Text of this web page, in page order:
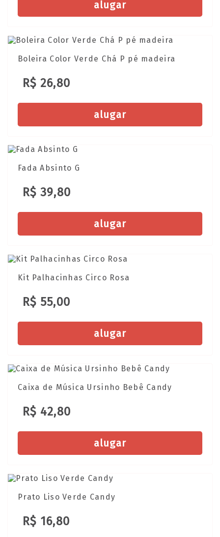
alugar
Boleira Color Verde Chá P pé madeira
R$ 26,80
alugar
Fada Absinto G
R$ 39,80
alugar
Kit Palhacinhas Circo Rosa
R$ 55,00
alugar
Caixa de Música Ursinho Bebê Candy
R$ 42,80
alugar
Prato Liso Verde Candy
R$ 16,80